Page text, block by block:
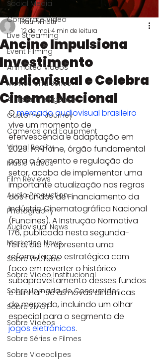
Social Media
Corporate Video
Live Streaming
Event Filming
Animated Videos
Movies and Series
Artificial Intelligence
Customer Journey
Cameras and Equipment
Virtual Reality
Music Videos
Film Reviews
Audio Production
Photography
Audiovisual News
Marketing News
Sobre YouTube
Sobre Vídeo Institucional
Sobre Jornada do Consumidor
Sobre ZMOT
Sobre Vídeos
Sobre Séries e Filmes
Sobre Videoclipes
Ancine Impulsiona
Investimento
Audiovisual e Celebra
Cinema Nacional
Raul Minotti
12 de mai.4 min de leitura
O mercado audiovisual brasileiro
vive um momento de
efervescência e adaptação em
2026. A Ancine, órgão fundamental
para o fomento e regulação do
setor, acaba de implementar uma
importante atualização nas regras
dos Fundos de Financiamento da
Indústria Cinematográfica Nacional
(Funcines). A Instrução Normativa
176, publicada nesta segunda-
feira, dia 11, representa uma
reformulação estratégica com
foco em reverter o histórico
subaproveitamento desses fundos
e alinhar-se às novas dinâmicas
do mercado, incluindo um olhar
especial para o segmento de
jogos eletrônicos.